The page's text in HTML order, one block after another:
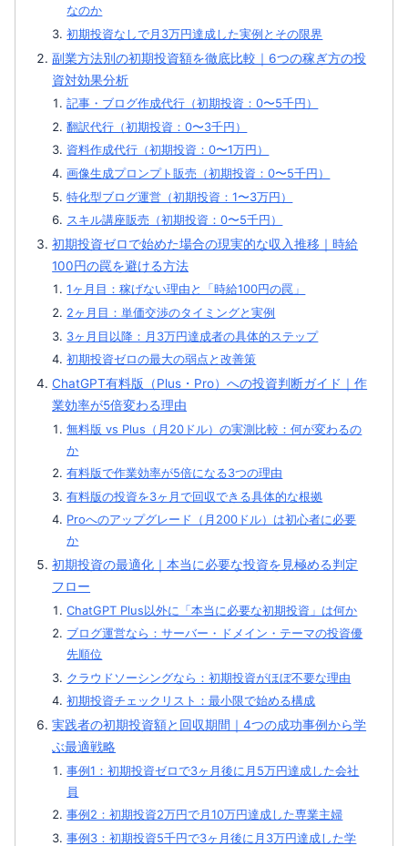
なのか
初期投資なしで月3万円達成した実例とその限界
副業方法別の初期投資額を徹底比較｜6つの稼ぎ方の投
資対効果分析
記事・ブログ作成代行（初期投資：0〜5千円）
翻訳代行（初期投資：0〜3千円）
資料作成代行（初期投資：0〜1万円）
画像生成プロンプト販売（初期投資：0〜5千円）
特化型ブログ運営（初期投資：1〜3万円）
スキル講座販売（初期投資：0〜5千円）
初期投資ゼロで始めた場合の現実的な収入推移｜時給
100円の罠を避ける方法
1ヶ月目：稼げない理由と「時給100円の罠」
2ヶ月目：単価交渉のタイミングと実例
3ヶ月目以降：月3万円達成者の具体的ステップ
初期投資ゼロの最大の弱点と改善策
ChatGPT有料版（Plus・Pro）への投資判断ガイド｜作
業効率が5倍変わる理由
無料版 vs Plus（月20ドル）の実測比較：何が変わるの
か
有料版で作業効率が5倍になる3つの理由
有料版の投資を3ヶ月で回収できる具体的な根拠
Proへのアップグレード（月200ドル）は初心者に必要
か
初期投資の最適化｜本当に必要な投資を見極める判定
フロー
ChatGPT Plus以外に「本当に必要な初期投資」は何か
ブログ運営なら：サーバー・ドメイン・テーマの投資優
先順位
クラウドソーシングなら：初期投資がほぼ不要な理由
初期投資チェックリスト：最小限で始める構成
実践者の初期投資額と回収期間｜4つの成功事例から学
ぶ最適戦略
事例1：初期投資ゼロで3ヶ月後に月5万円達成した会社
員
事例2：初期投資2万円で月10万円達成した専業主婦
事例3：初期投資5千円で3ヶ月後に月3万円達成した学